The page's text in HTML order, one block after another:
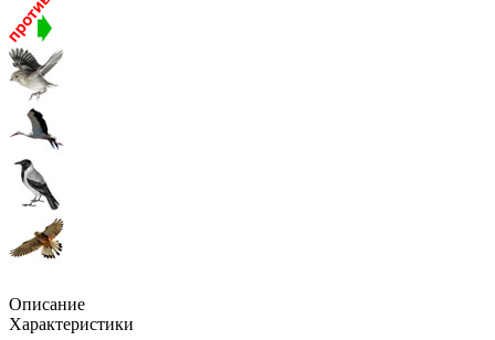
Описание
Характеристики